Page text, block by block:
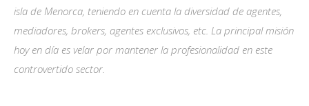
isla de Menorca, teniendo en cuenta la diversidad de agentes,
mediadores, brokers, agentes exclusivos, etc. La principal misión
hoy en día es velar por mantener la profesionalidad en este
controvertido sector.